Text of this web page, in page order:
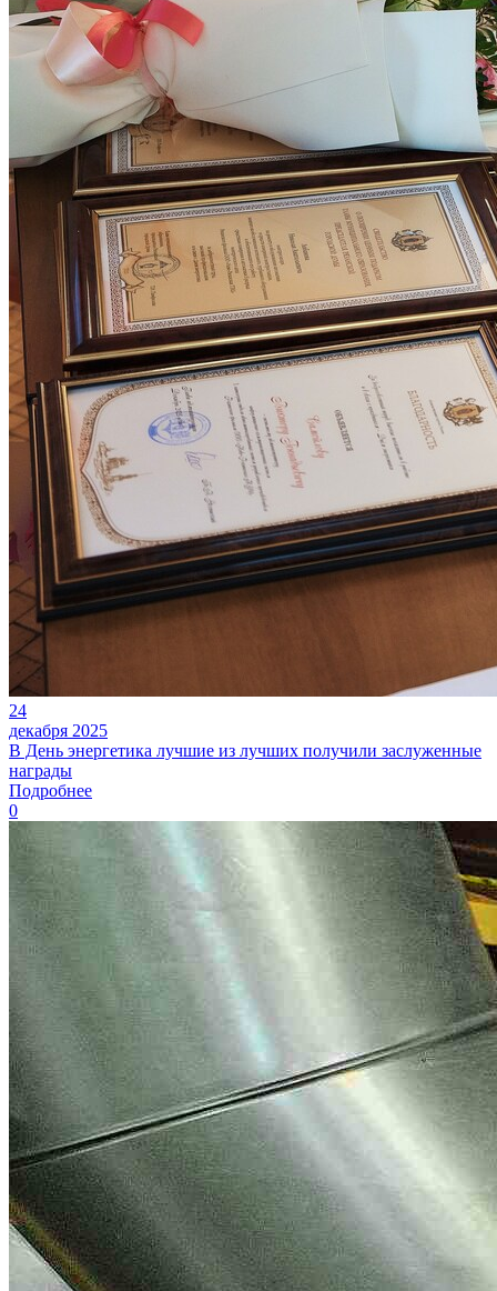
24
декабря 2025
В День энергетика лучшие из лучших получили заслуженные
награды
Подробнее
0